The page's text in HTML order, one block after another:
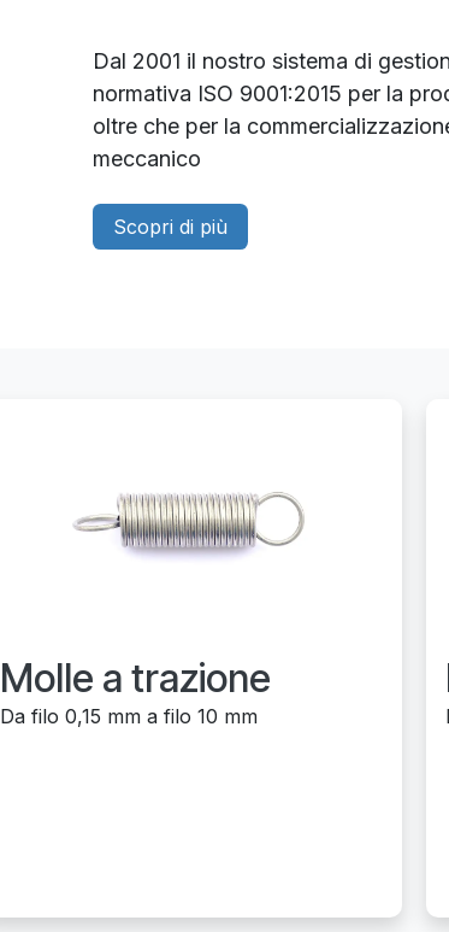
Dal 2001 il nostro sistema di
normativa ISO 9001:2015 per la
oltre che per la
meccanico
Scopri di più​​
Molle a trazione
Da filo 0,15 mm a filo 10 mm